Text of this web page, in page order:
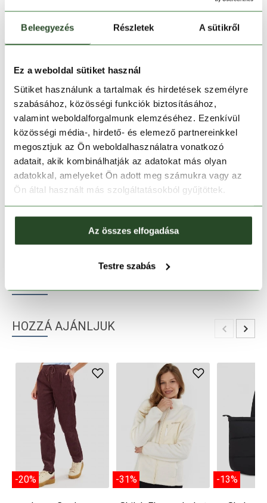
Beleegyezés Részletek A sütikről
Ez a weboldal sütiket használ
Sütiket használunk a tartalmak és hirdetések személyre
szabásához, közösségi funkciók biztosításához,
valamint weboldalforgalmunk elemzéséhez. Ezenkívül
közösségi média-, hirdető- és elemező partnereinkkel
megosztjuk az Ön weboldalhasználatra vonatkozó
adatait, akik kombinálhatják az adatokat más olyan
adatokkal, amelyeket Ön adott meg számukra vagy az
Ön által használt más szolgáltatásokból gyűjtöttek.
Az összes elfogadása
Testre szabás
S M
Kosárba teszem
Melyik üzletben elérhető|Foglalás
30 napos visszaküldés
1-2 munkanapos szállítás
HOZZÁ AJÁNLJUK
-20% -31% -13%